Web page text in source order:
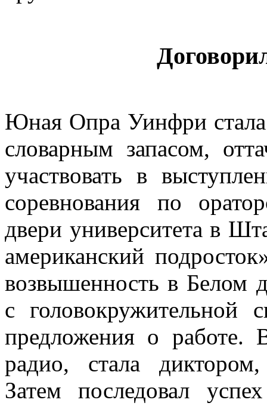
Юная Опра Уинфри стала
словарным запасом,
участвовать в
соревнования по
двери университета в
американский
возвышенность в Белом
с головокружительной
предложения о работе.
радио, стала
Затем последовал